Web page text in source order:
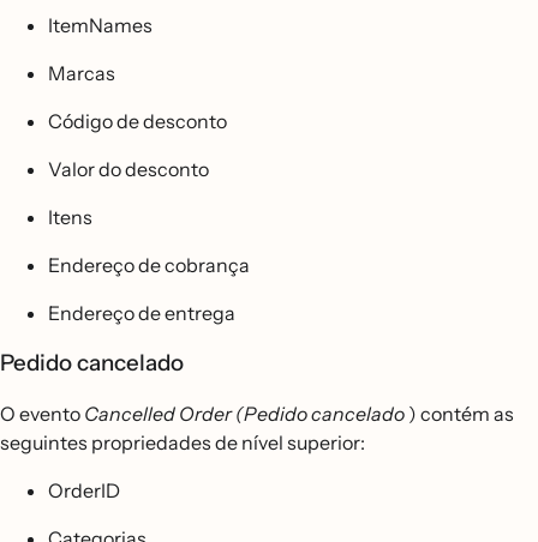
ItemNames
Marcas
Código de desconto
Valor do desconto
Itens
Endereço de cobrança
Endereço de entrega
Pedido cancelado
O evento Cancelled Order (Pedido cancelado ) contém as
seguintes propriedades de nível superior:
OrderID